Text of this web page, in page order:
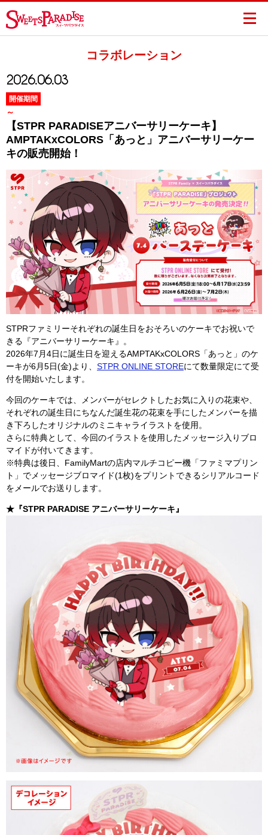
コラボレーション
2026.06.03
開催期間
～
【STPR PARADISEアニバーサリーケーキ】
AMPTAKxCOLORS「あっと」アニバーサリーケー
キの販売開始！
STPRファミリーそれぞれの誕生日をおそろいのケーキでお祝いで
きる『アニバーサリーケーキ』。
2026年7月4日に誕生日を迎えるAMPTAKxCOLORS「あっと」のケ
ーキが6月5日(金)より、 STPR ONLINE STOREにて数量限定にて受
付を開始いたします。
今回のケーキでは、メンバーがセレクトしたお気に入りの花束や、
それぞれの誕生日にちなんだ誕生花の花束を手にしたメンバーを描
き下ろしたオリジナルのミニキャライラストを使用。
さらに特典として、今回のイラストを使用したメッセージ入りブロ
マイドが付いてきます。
※特典は後日、FamilyMartの店内マルチコピー機「ファミマプリン
ト」でメッセージブロマイド(1枚)をプリントできるシリアルコード
をメールでお送りします。
★『STPR PARADISE アニバーサリーケーキ』